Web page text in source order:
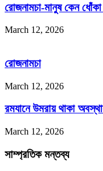
রোজনামচা-মানুষ কেন
March 12, 2026
রোজনামচা
March 12, 2026
রমযানে উমরায় থাকা
March 12, 2026
সাম্প্রতিক মন্তব্য